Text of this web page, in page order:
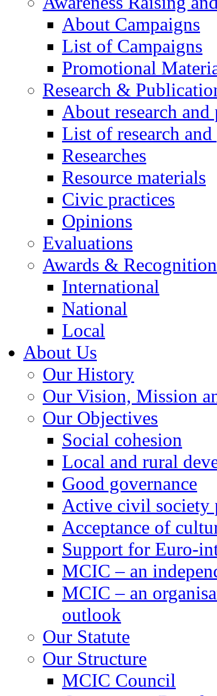
About Campaigns
List of Campaigns
Promotional
Research &
About research
List of research
Researches
Resource materials
Civic practices
Opinions
Evaluations
Awards &
International
National
Local
About Us
Our History
Our Vision, Mission
Our Objectives
Social cohesion
Local and rural
Good governance
Active civil society
Acceptance of
Support for Euro-
MCIC – an
MCIC – an
outlook
Our Statute
Our Structure
MCIC Council